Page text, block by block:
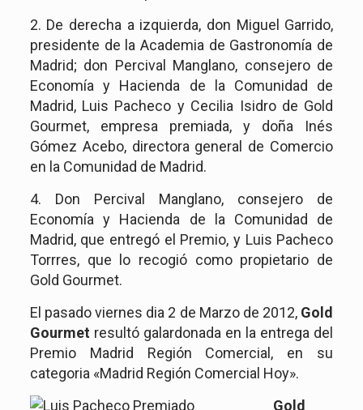
2. De derecha a izquierda, don Miguel Garrido,
presidente de la Academia de Gastronomía de
Madrid; don Percival Manglano, consejero de
Economía y Hacienda de la Comunidad de
Madrid, Luis Pacheco y Cecilia Isidro de Gold
Gourmet, empresa premiada, y doña Inés
Gómez Acebo, directora general de Comercio
en la Comunidad de Madrid.
4. Don Percival Manglano, consejero de
Economía y Hacienda de la Comunidad de
Madrid, que entregó el Premio, y Luis Pacheco
Torrres, que lo recogió como propietario de
Gold Gourmet.
El pasado viernes dia 2 de Marzo de 2012, Gold
Gourmetresultó galardonada en la entrega del
Premio Madrid Región Comercial, en su
categoria «Madrid Región Comercial Hoy».
Gold